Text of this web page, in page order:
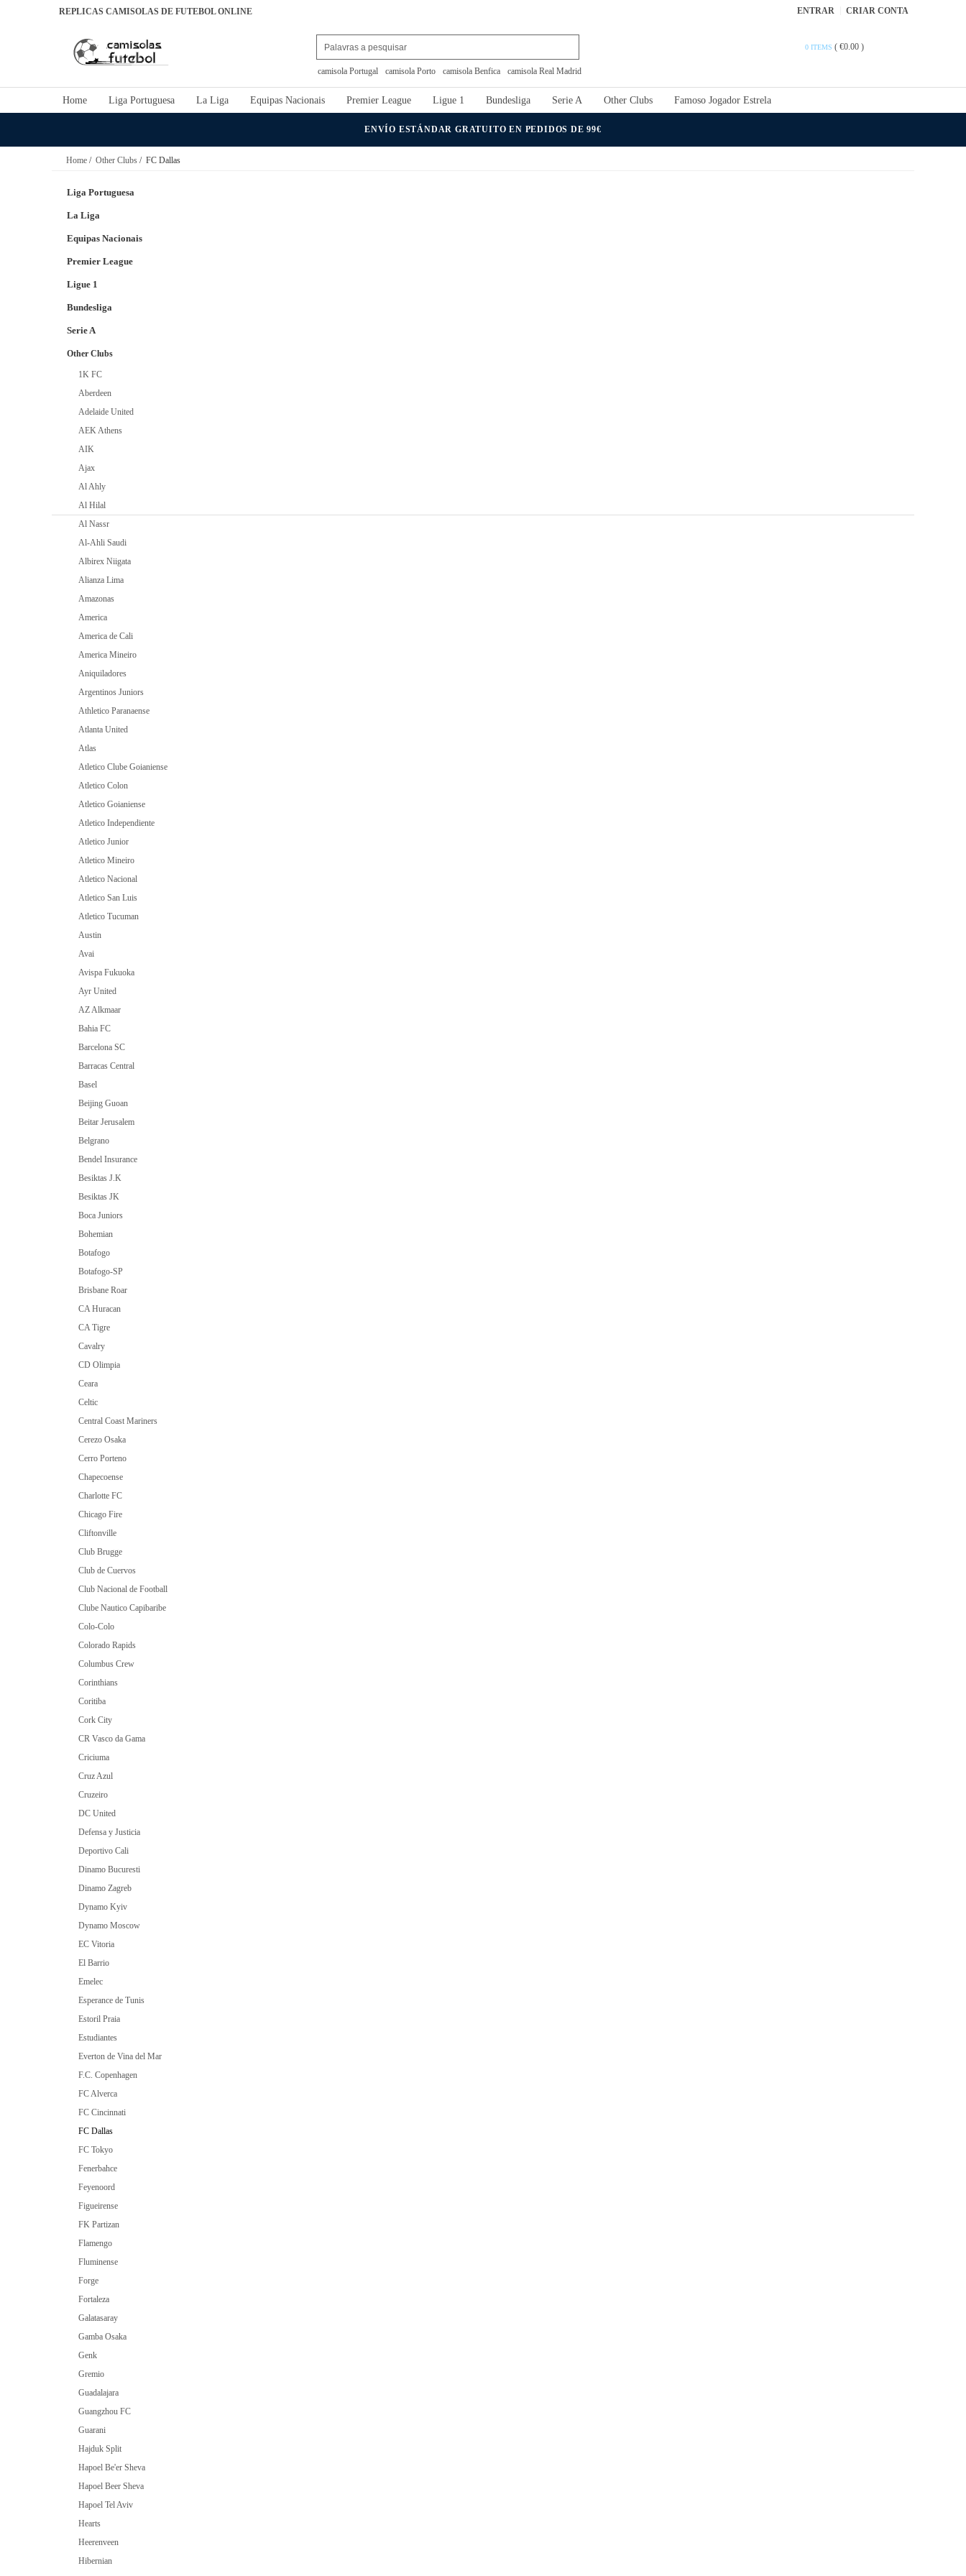
REPLICAS CAMISOLAS DE FUTEBOL ONLINE ENTRAR CRIAR CONTA
camisola Portugal camisola Porto camisola Benfica camisola Real Madrid
0 ITEMS ( €0.00 )
Home Liga Portuguesa La Liga Equipas Nacionais Premier League Ligue 1 Bundesliga Serie A Other Clubs Famoso Jogador Estrela
ENVÍO ESTÁNDAR GRATUITO EN PEDIDOS DE 99€
Home / Other Clubs / FC Dallas
Liga Portuguesa
La Liga
Equipas Nacionais
Premier League
Ligue 1
Bundesliga
Serie A
Other Clubs
1K FC
Aberdeen
Adelaide United
AEK Athens
AIK
Ajax
Al Ahly
Al Hilal
Al Nassr
Al-Ahli Saudi
Albirex Niigata
Alianza Lima
Amazonas
America
America de Cali
America Mineiro
Aniquiladores
Argentinos Juniors
Athletico Paranaense
Atlanta United
Atlas
Atletico Clube Goianiense
Atletico Colon
Atletico Goianiense
Atletico Independiente
Atletico Junior
Atletico Mineiro
Atletico Nacional
Atletico San Luis
Atletico Tucuman
Austin
Avai
Avispa Fukuoka
Ayr United
AZ Alkmaar
Bahia FC
Barcelona SC
Barracas Central
Basel
Beijing Guoan
Beitar Jerusalem
Belgrano
Bendel Insurance
Besiktas J.K
Besiktas JK
Boca Juniors
Bohemian
Botafogo
Botafogo-SP
Brisbane Roar
CA Huracan
CA Tigre
Cavalry
CD Olimpia
Ceara
Celtic
Central Coast Mariners
Cerezo Osaka
Cerro Porteno
Chapecoense
Charlotte FC
Chicago Fire
Cliftonville
Club Brugge
Club de Cuervos
Club Nacional de Football
Clube Nautico Capibaribe
Colo-Colo
Colorado Rapids
Columbus Crew
Corinthians
Coritiba
Cork City
CR Vasco da Gama
Criciuma
Cruz Azul
Cruzeiro
DC United
Defensa y Justicia
Deportivo Cali
Dinamo Bucuresti
Dinamo Zagreb
Dynamo Kyiv
Dynamo Moscow
EC Vitoria
El Barrio
Emelec
Esperance de Tunis
Estoril Praia
Estudiantes
Everton de Vina del Mar
F.C. Copenhagen
FC Alverca
FC Cincinnati
FC Dallas
FC Tokyo
Fenerbahce
Feyenoord
Figueirense
FK Partizan
Flamengo
Fluminense
Forge
Fortaleza
Galatasaray
Gamba Osaka
Genk
Gremio
Guadalajara
Guangzhou FC
Guarani
Hajduk Split
Hapoel Be'er Sheva
Hapoel Beer Sheva
Hapoel Tel Aviv
Hearts
Heerenveen
Hibernian